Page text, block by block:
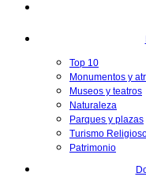
Top 10
Monumentos y
Museos y teatros
Naturaleza
Parques y plazas
Turismo
Patrimonio